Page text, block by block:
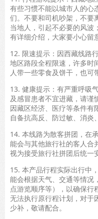
有些习惯不能以城市人的心
们。不要和司机吵架，不要
当地人，引起不必要的风波
有详细介绍，大家要小心留
12. 限速提示：因西藏线路
地区路段全程限速，许多时
人带一些零食及饼干，也可
13. 健康提示：有严重呼吸
及感冒患者不宜进藏，请谨
因藏区经济、医疗等条件有
自备抗高反、防过敏、消炎
14. 本线路为散客拼团，在
能会与其他旅行社的客人合
视为接受旅行社拼团后统一
15. 本产品行程实际出行中
能会根据天气、交通等情况
点游览顺序等），以确保行
无法执行原行程计划，对于
少补，敬请配合。